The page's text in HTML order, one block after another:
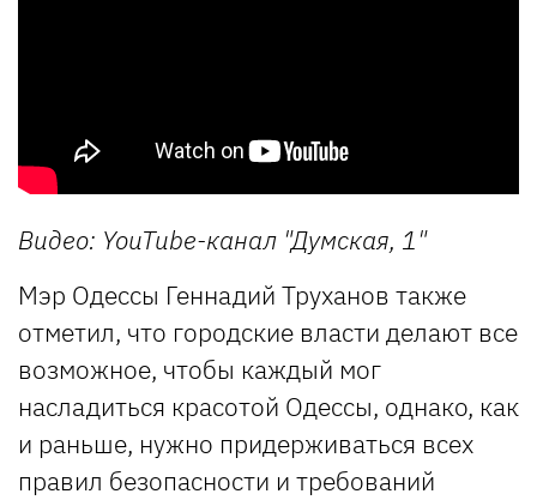
Видео: YouTube-канал "Думская, 1"
Мэр Одессы Геннадий Труханов также
отметил, что городские власти делают все
возможное, чтобы каждый мог
насладиться красотой Одессы, однако, как
и раньше, нужно придерживаться всех
правил безопасности и требований